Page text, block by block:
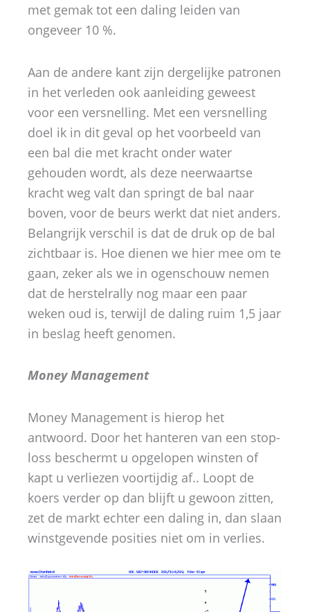
met gemak tot een daling leiden van
ongeveer 10 %.
Aan de andere kant zijn dergelijke patronen
in het verleden ook aanleiding geweest
voor een versnelling. Met een versnelling
doel ik in dit geval op het voorbeeld van
een bal die met kracht onder water
gehouden wordt, als deze neerwaartse
kracht weg valt dan springt de bal naar
boven, voor de beurs werkt dat niet anders.
Belangrijk verschil is dat de druk op de bal
zichtbaar is. Hoe dienen we hier mee om te
gaan, zeker als we in ogenschouw nemen
dat de herstelrally nog maar een paar
weken oud is, terwijl de daling ruim 1,5 jaar
in beslag heeft genomen.
Money Management
Money Management is hierop het
antwoord. Door het hanteren van een stop-
loss beschermt u opgelopen winsten of
kapt u verliezen voortijdig af.. Loopt de
koers verder op dan blijft u gewoon zitten,
zet de markt echter een daling in, dan slaan
winstgevende posities niet om in verlies.